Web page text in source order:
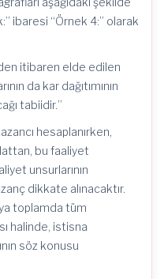
ibaresi “Örnek 4:” olarak
itibaren elde edilen
da kar dağıtımının
tabiidir.”
hesaplanırken,
bu faaliyet
unsurlarının
dikkate alınacaktır.
toplamda tüm
halinde, istisna
söz konusu